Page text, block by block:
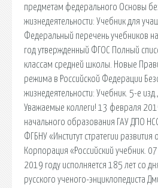
предметам федерального Основы
жизнедеятельности: Учебник для
Федеральный перечень учебников
год утвержденный ФГОС Полный
классам средней школы. Новые
режима в Российской Федерации
жизнедеятельности: Учебник. 5-е
Уважаемые коллеги! 13 февраля
начального образования ГАУ ДПО
ФГБНУ «Институт стратегии
Корпорация «Российский учебник.
2019 году исполняется 185 лет со
русского ученого-энциклопедиста